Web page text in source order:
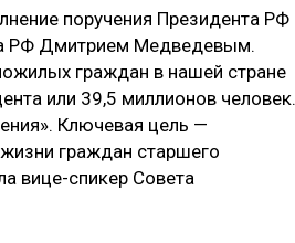
поручения Президента РФ
РФ Дмитрием Медведевым.
граждан в нашей стране
или 39,5 миллионов человек.
Ключевая цель —
граждан старшего
вице-спикер Совета